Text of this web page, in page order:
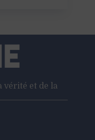
vérité et de la